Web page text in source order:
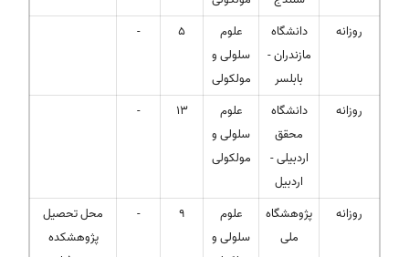
روزانه
دانشگاه
مازندران -
بابلسر
علوم
سلولی و
مولکولی
5
-
روزانه
دانشگاه
محقق
اردبیلی -
اردبیل
علوم
سلولی و
مولکولی
13
-
روزانه
پژوهشگاه
ملی
علوم
سلولی و
9
-
محل تحصیل
پژوهشکده